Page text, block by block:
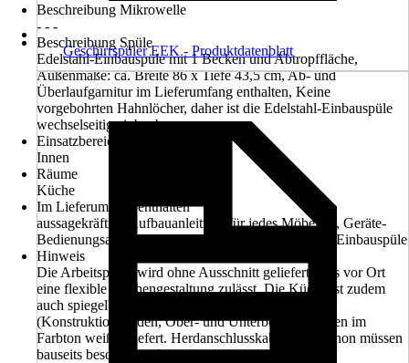
Beschreibung Mikrowelle
- - -
Beschreibung Spüle
Edelstahl-Einbauspüle mit 1 Becken und Abtropffläche,
Außenmaße: ca. Breite 86 x Tiefe 43,5 cm, Ab- und
Überlaufgarnitur im Lieferumfang enthalten, Keine
vorgebohrten Hahnlöcher, daher ist die Edelstahl-Einbauspüle
wechselseitig einbaubar.
Einsatzbereich
Innen
Räume
Küche
Im Lieferumfang enthalten
aussagekräftige Aufbauanleitung für jedes Möbelteil, Geräte-
Bedienungsanleitung, Ab- und Überlaufgarnitur für Einbauspüle
Hinweis
Die Arbeitsplatte wird ohne Ausschnitt geliefert, was vor Ort
eine flexible Küchengestaltung zulässt. Die Küche ist zudem
auch spiegelbildlich montierbar. Alle Querteile
(Konstruktionsböden, Ober- und Unterboden) werden im
Farbton weiß geliefert. Herdanschlusskabel und Siphon müssen
bauseits besorgt werden.
Geschirrspüler EEK - Produktdatenblatt